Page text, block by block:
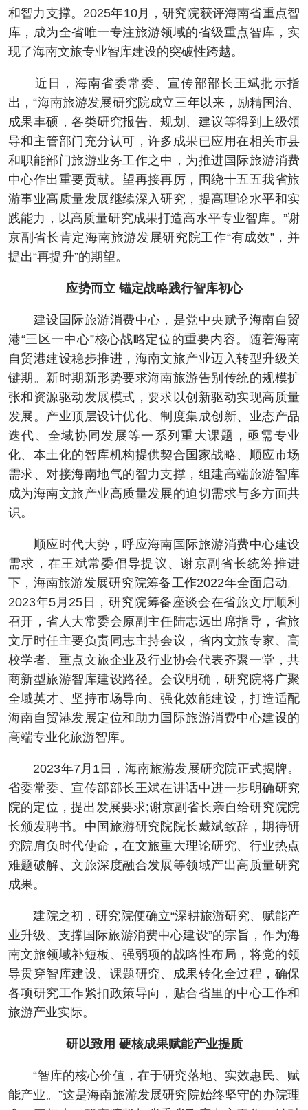
和智力支撑。2025年10月，研究院获评海南省重点智
库，成为全省唯一专注旅游领域的省级重点智库，实
现了海南文旅专业智库建设的突破性跨越。
近日，海南省委常委、宣传部部长王斌批示指
出，“海南旅游发展研究院成立三年以来，励精国治、
成果丰硕，各类研究报告、规划、建议等得到上级领
导和主管部门充分认可，许多成果已应用在相关市县
和职能部门旅游业务工作之中，为推进国际旅游消费
中心作出重要贡献。望再接再厉，围绕十五五我省旅
游事业高质量发展继续深入研究，提高理论水平和实
践能力，以高质量研究成果打造高水平专业智库。”谢
京副省长肯定海南旅游发展研究院工作“有成效”，并
提出“再提升”的期望。
应势而立 锚定战略践行智库初心
建设国际旅游消费中心，是党中央赋予海南自贸
港“三区一中心”核心战略定位的重要内容。随着海南
自贸港建设稳步推进，海南文旅产业迈入转型升级关
键期。新时期新形势要求海南旅游告别传统的规模扩
张和资源驱动发展模式，要求以创新驱动实现高质量
发展。产业顶层设计优化、制度集成创新、业态产品
迭代、全域协同发展等一系列重大课题，亟需专业
化、本土化的智库机构提供契合国家战略、顺应市场
需求、对接海南地气的智力支撑，组建高端旅游智库
成为海南文旅产业高质量发展的迫切需求与多方面共
识。
顺应时代大势，呼应海南国际旅游消费中心建设
需求，在王斌常委倡导提议、谢京副省长统筹推进
下，海南旅游发展研究院筹备工作2022年全面启动。
2023年5月25日，研究院筹备座谈会在省旅文厅顺利
召开，省人大常委会原副主任陆志远出席指导，省旅
文厅时任主要负责同志主持会议，省内文旅专家、高
校学者、重点文旅企业及行业协会代表齐聚一堂，共
商新型旅游智库建设路径。会议明确，研究院将广聚
全域英才、坚持市场导向、强化效能建设，打造适配
海南自贸港发展定位和助力国际旅游消费中心建设的
高端专业化旅游智库。
2023年7月1日，海南旅游发展研究院正式揭牌。
省委常委、宣传部部长王斌在讲话中进一步明确研究
院的定位，提出发展要求;谢京副省长亲自给研究院院
长颁发聘书。中国旅游研究院院长戴斌致辞，期待研
究院肩负时代使命，在文旅重大理论研究、行业热点
难题破解、文旅深度融合发展等领域产出高质量研究
成果。
建院之初，研究院便确立“深耕旅游研究、赋能产
业升级、支撑国际旅游消费中心建设”的宗旨，作为海
南文旅领域补短板、强弱项的战略性布局，将党的领
导贯穿智库建设、课题研究、成果转化全过程，确保
各项研究工作紧扣政策导向，贴合省里的中心工作和
旅游产业实际。
研以致用 硬核成果赋能产业提质
“智库的核心价值，在于研究落地、实效惠民、赋
能产业。”这是海南旅游发展研究院始终坚守的办院理